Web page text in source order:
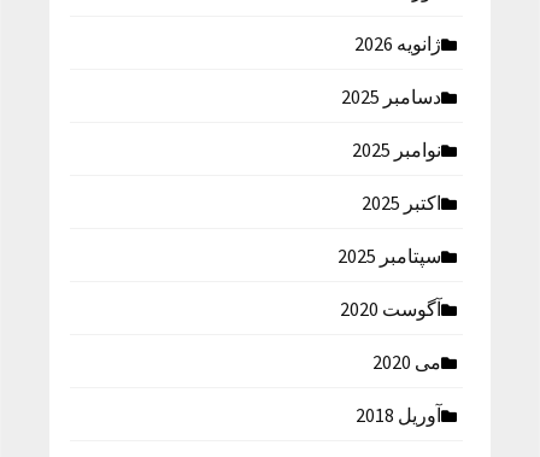
ژانویه 2026
دسامبر 2025
نوامبر 2025
اکتبر 2025
سپتامبر 2025
آگوست 2020
می 2020
آوریل 2018